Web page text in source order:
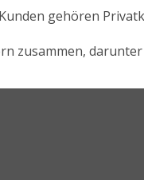
gehören
zusammen,